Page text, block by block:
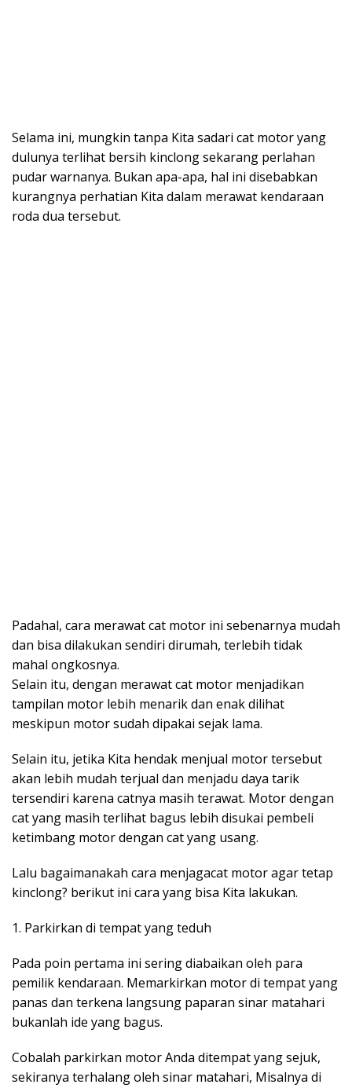
Selama ini, mungkin tanpa Kita sadari cat motor yang
dulunya terlihat bersih kinclong sekarang perlahan
pudar warnanya. Bukan apa-apa, hal ini disebabkan
kurangnya perhatian Kita dalam merawat kendaraan
roda dua tersebut.
Padahal, cara merawat cat motor ini sebenarnya mudah
dan bisa dilakukan sendiri dirumah, terlebih tidak
mahal ongkosnya.
Selain itu, dengan merawat cat motor menjadikan
tampilan motor lebih menarik dan enak dilihat
meskipun motor sudah dipakai sejak lama.
Selain itu, jetika Kita hendak menjual motor tersebut
akan lebih mudah terjual dan menjadu daya tarik
tersendiri karena catnya masih terawat. Motor dengan
cat yang masih terlihat bagus lebih disukai pembeli
ketimbang motor dengan cat yang usang.
Lalu bagaimanakah cara menjagacat motor agar tetap
kinclong? berikut ini cara yang bisa Kita lakukan.
1. Parkirkan di tempat yang teduh
Pada poin pertama ini sering diabaikan oleh para
pemilik kendaraan. Memarkirkan motor di tempat yang
panas dan terkena langsung paparan sinar matahari
bukanlah ide yang bagus.
Cobalah parkirkan motor Anda ditempat yang sejuk,
sekiranya terhalang oleh sinar matahari, Misalnya di